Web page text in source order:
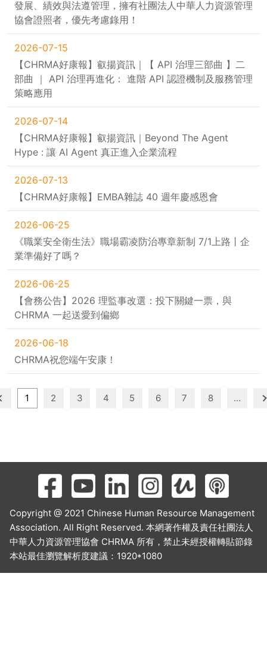
發展、績效與法遵管理，擁有社團法人中華人力資源管理
協會證照者，優先考慮錄用！
2026-07-15
【CHRMA好康報】叡揚資訊｜【 API 治理三部曲 】二
部曲 ｜ API 治理再進化： 進階 API 認證機制及服務管理
策略應用
2026-07-14
【CHRMA好康報】叡揚資訊｜Beyond The Agent
Hype : 讓 AI Agent 真正進入企業流程
2026-07-13
【CHRMA好康報】EMBA雜誌 40 週年慶感恩會
2026-06-25
《職業安全衛生法》職場霸凌防治專章新制 7/1上路丨企
業準備好了嗎？
2026-06-25
【會務公告】2026 理監事改選：投下關鍵一票，與
CHRMA 一起送愛到偏鄉
2026-06-18
CHRMA祝您端午安康！
1 2 3 4 5 6 7 8 ...
Copyright @ 2021 Chinese Human Resource Management
Association. All Right Reserved. 本網著作權及責任社團法人
中華人力資源管理協會 CHRMA 所有，禁止未經授權轉貼節錄
本站最佳瀏覽解析度建議：1920*1080